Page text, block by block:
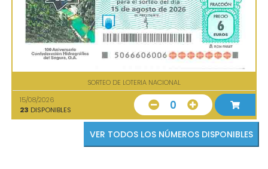
SORTEO DE LOTERIA NACIONAL
15/08/2026
23 DISPONIBLES 0
VER TODOS LOS NÚMEROS DISPONIBLES